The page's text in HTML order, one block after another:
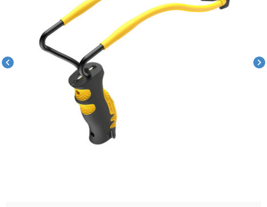
chevron_left chevron_right